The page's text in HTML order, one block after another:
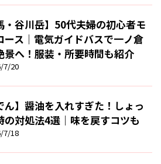
・谷川岳】50代夫婦の初心者モ
ース｜電気ガイドバスで一ノ倉
景へ！服装・所要時間も紹介
7/20
ん】醤油を入れすぎた！しょっ
の対処法4選｜味を戻すコツも
7/18